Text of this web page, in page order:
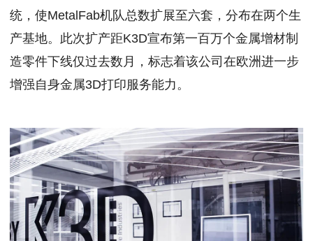
统，使MetalFab机队总数扩展至六套，分布在两个生
产基地。此次扩产距K3D宣布第一百万个金属增材制
造零件下线仅过去数月，标志着该公司在欧洲进一步
增强自身金属3D打印服务能力。